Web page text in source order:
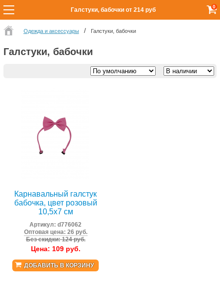
Одежда и аксессуары Галстуки, бабочки
Галстуки, бабочки
Карнавальный галстук
бабочка, цвет розовый
10,5x7 см
Артикул:d776062
Оптовая цена: 26 руб.
Без скидки: 124 руб.
Цена: 109руб.
ДОБАВИТЬ В КОРЗИНУ
Галстуки, бабочки от 214 руб 0